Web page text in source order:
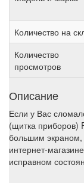
Количество на
Количество
просмотров
Описание
Если у Вас
(щитка приборов)
большим
интернет-
исправном